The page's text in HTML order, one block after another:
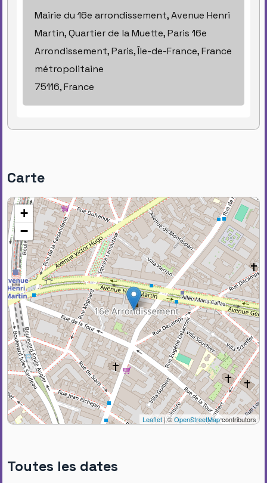
Mairie du 16e arrondissement, Avenue Henri
Martin, Quartier de la Muette, Paris 16e
Arrondissement, Paris, Île-de-France, France
métropolitaine
75116, France
Carte
+
−
Leaflet| ©OpenStreetMapcontributors
Toutes les dates